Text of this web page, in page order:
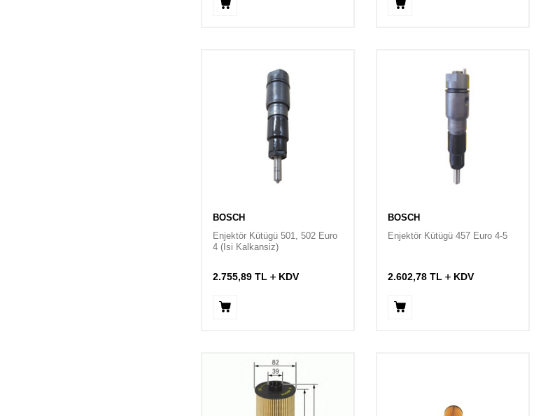
BOSCH
Enjektör Kütügü 501, 502 Euro
4 (Isi Kalkansiz)
2.755,89 TL KDV
BOSCH
Enjektör Kütügü 457 Euro 4-5
2.602,78 TL KDV